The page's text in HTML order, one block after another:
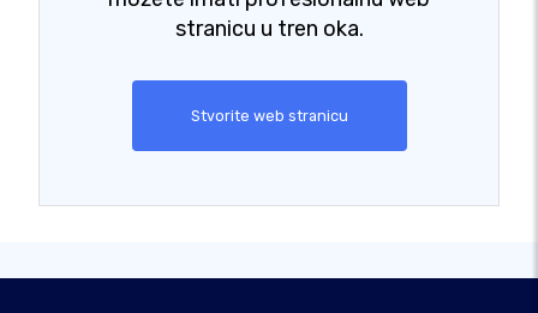
stranicu u tren oka.
Stvorite web stranicu